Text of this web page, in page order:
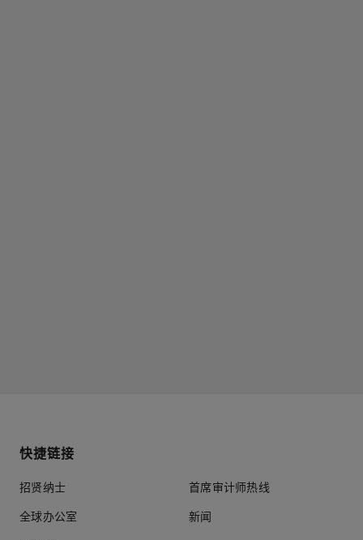
快捷链接
招贤纳士 首席审计师热线
全球办公室 新闻